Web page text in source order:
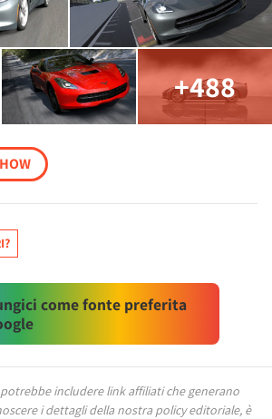
+488
come fonte preferita
includere link affiliati che generano
i dettagli della nostra policy editoriale, è